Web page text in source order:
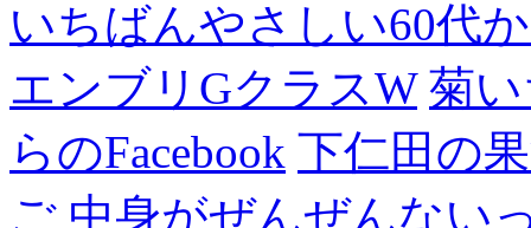
いちばんやさしい60代
エンブリGクラスW 菊
らのFacebook 下仁田の
ご 中身がぜんぜんない